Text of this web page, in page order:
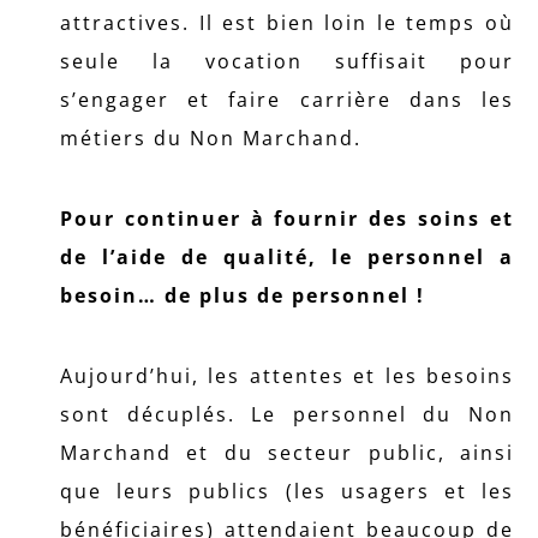
attractives. Il est bien loin le temps où
seule la vocation suffisait pour
s’engager et faire carrière dans les
métiers du Non Marchand.
Pour continuer à fournir des soins et
de l’aide de qualité, le personnel a
besoin… de plus de personnel !
Aujourd’hui, les attentes et les besoins
sont décuplés. Le personnel du Non
Marchand et du secteur public, ainsi
que leurs publics (les usagers et les
bénéficiaires) attendaient beaucoup de